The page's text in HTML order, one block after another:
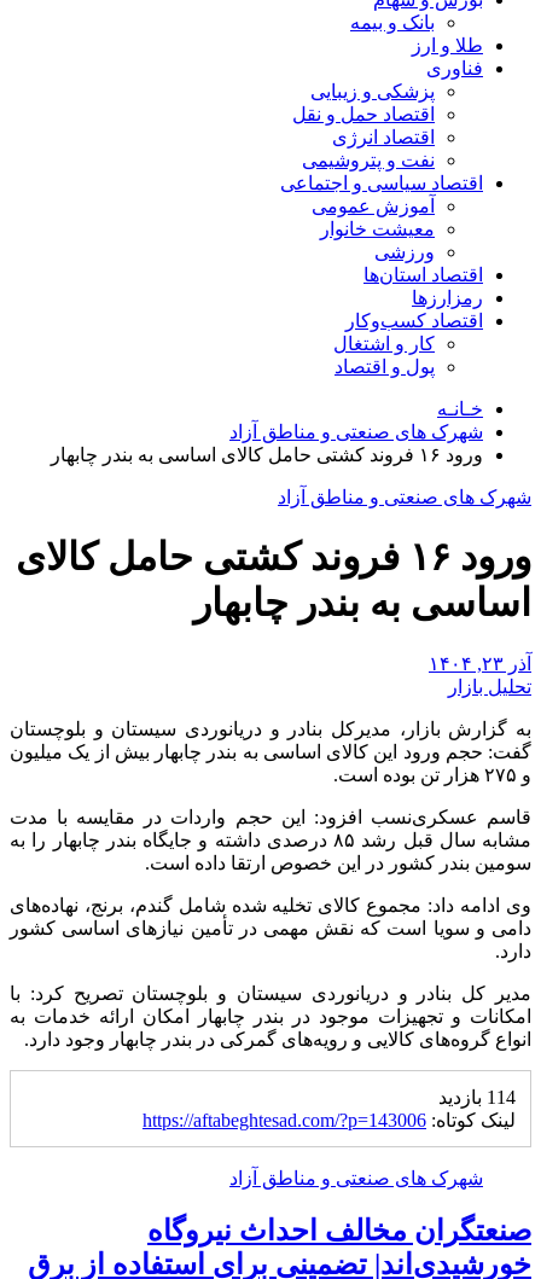
بانک و بیمه
طلا و ارز
فناوری
پزشکی و زیبایی
اقتصاد حمل و نقل
اقتصاد انرژی
نفت و پتروشیمی
اقتصاد سیاسی و اجتماعی
آموزش عمومی
معیشت خانوار
ورزشی
اقتصاد استان‌ها
رمزارزها
اقتصاد کسب‌و‌کار
کار و اشتغال
پول و اقتصاد
خـانـه
شهرک های صنعتی و مناطق آزاد
ورود ۱۶ فروند کشتی حامل کالای اساسی به بندر چابهار
شهرک های صنعتی و مناطق آزاد
ورود ۱۶ فروند کشتی حامل کالای
اساسی به بندر چابهار
آذر ۲۳, ۱۴۰۴
تحلیل بازار
به گزارش بازار، مدیرکل بنادر و دریانوردی سیستان و بلوچستان
گفت: حجم ورود این کالای اساسی به بندر چابهار بیش از یک میلیون
و ۲۷۵ هزار تن بوده است.
قاسم عسکری‌نسب افزود: این حجم واردات در مقایسه با مدت
مشابه سال قبل رشد ۸۵ درصدی داشته و جایگاه بندر چابهار را به
سومین بندر کشور در این خصوص ارتقا داده است.
وی ادامه داد: مجموع کالای تخلیه شده شامل گندم، برنج، نهاده‌های
دامی و سویا است که نقش مهمی در تأمین نیازهای اساسی کشور
دارد.
مدیر کل بنادر و دریانوردی سیستان و بلوچستان تصریح کرد: با
امکانات و تجهیزات موجود در بندر چابهار امکان ارائه خدمات به
انواع گروه‌های کالایی و رویه‌های گمرکی در بندر چابهار وجود دارد.
114 بازدید
لینک کوتاه: https://aftabeghtesad.com/?p=143006
شهرک های صنعتی و مناطق آزاد
صنعتگران مخالف احداث نیروگاه
خورشیدی‌اند| تضمینی برای استفاده از برق